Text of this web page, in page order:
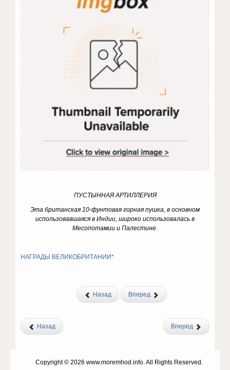
ПУСТЫННАЯ АРТИЛЛЕРИЯ
Эта британская 10-фунтовая горная пушка, в основном
использовавшаяся в Индии, широко использовалась в
Месопотамии и Палестине.
НАГРАДЫ ВЕЛИКОБРИТАНИИ*
Назад Вперед
Назад Вперед
Copyright © 2026 www.moremhod.info. All Rights Reserved.